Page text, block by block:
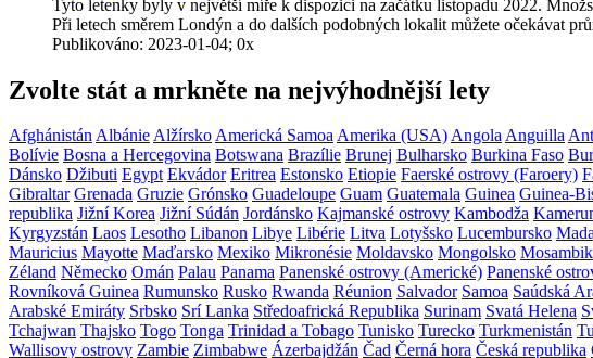
Tyto letenky byly v největší míře k dispozici na začátku listopadu 2022.
Při letech směrem Londýn a do dalších podobných lokalit můžete očekávat
Publikováno: 2023-01-04; 0x
Zvolte stát a mrkněte na nejvýhodnější lety
AfghánistánAlbánieAlžírskoAmerická SamoaAmerika (USA)AngolaAnguilla
Bolívie Bosna a Hercegovina Botswana Brazílie Brunej Bulharsko Burkina Faso
Dánsko Džibuti Egypt Ekvádor Eritrea Estonsko Etiopie Faerské ostrovy (Faroery)
Gibraltar Grenada Gruzie Grónsko Guadeloupe Guam Guatemala Guinea Guinea-
republika Jižní Korea Jižní Súdán Jordánsko Kajmanské ostrovy Kambodža
Kyrgyzstán Laos Lesotho Libanon Libye Libérie Litva Lotyšsko Lucembursko
Mauricius Mayotte Maďarsko Mexiko Mikronésie Moldavsko Mongolsko Mosambik
Zéland Německo Omán Palau Panama Panenské ostrovy (Americké) Panenské
Rovníková Guinea Rumunsko Rusko Rwanda Réunion Salvador Samoa Saúdská
Arabské Emiráty Srbsko Srí Lanka Středoafrická Republika Surinam Svatá Helena
Tchajwan Thajsko Togo Tonga Trinidad a Tobago Tunisko Turecko Turkmenistán
Wallisovy ostrovy Zambie Zimbabwe Ázerbajdžán Čad Černá hora Česká republika